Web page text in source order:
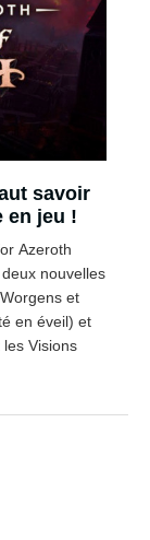
savoir
en jeu !
Azeroth
nouvelles
et
en éveil) et
Visions